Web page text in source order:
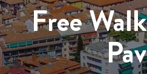
Free